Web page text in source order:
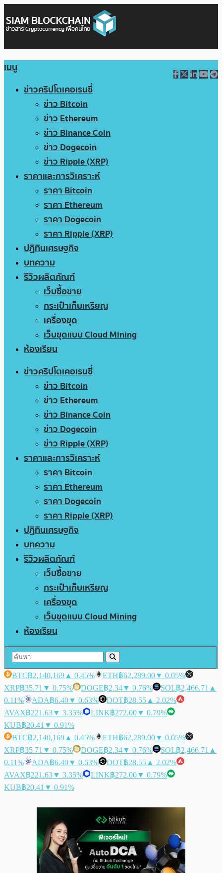
เมนู
ข่าวคริปโตเคอเรนซี่
ข่าว Bitcoin
ข่าว Ethereum
ข่าว Binance Coin
ข่าว Dogecoin
ข่าว Ripple (XRP)
ราคาและการวิเคราะห์
ราคา Bitcoin
ราคา Ethereum
ราคา Dogecoin
ราคา Ripple (XRP)
ปฏิทินเศรษฐกิจ
บทความ
รีวิวผลิตภัณฑ์
เว็บซื้อขาย
กระเป๋าเก็บเหรียญ
เครื่องขุด
เว็บขุดแบบ Cloud Mining
ห้องเรียน
ข่าวคริปโตเคอเรนซี่
ข่าว Bitcoin
ข่าว Ethereum
ข่าว Binance Coin
ข่าว Dogecoin
ข่าว Ripple (XRP)
ราคาและการวิเคราะห์
ราคา Bitcoin
ราคา Ethereum
ราคา Dogecoin
ราคา Ripple (XRP)
ปฏิทินเศรษฐกิจ
บทความ
รีวิวผลิตภัณฑ์
เว็บซื้อขาย
กระเป๋าเก็บเหรียญ
เครื่องขุด
เว็บขุดแบบ Cloud Mining
ห้องเรียน
BTC฿2,140,169 ▲ 0.45% ETH฿62,289.00▼ 0.05%
XRP฿35.71 ▼ 0.75% DOGE฿2.34▼ 0.76% SOL฿2,466.71 ▲
0.11%
ADA฿6.40▼ 0.63% DOT฿28.55 ▲ 2.02%
AVAX฿221.63▼ 3.35% LINK฿272.00▼ 0.79%
KUB฿20.41 ▼ 0.91%
BTC฿2,140,169 ▲ 0.45% ETH฿62,289.00▼ 0.05%
XRP฿35.71 ▼ 0.75% DOGE฿2.34▼ 0.76% SOL฿2,466.71 ▲
0.11%
ADA฿6.40▼ 0.63% DOT฿28.55 ▲ 2.02%
AVAX฿221.63▼ 3.35% LINK฿272.00▼ 0.79%
KUB฿20.41 ▼ 0.91%